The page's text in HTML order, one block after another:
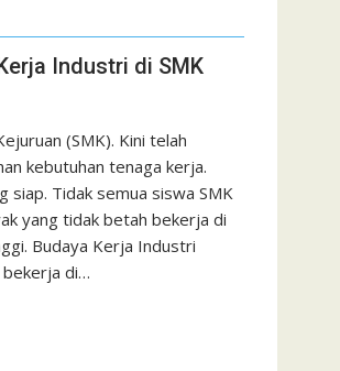
Industri di SMK
(SMK). Kini telah
kebutuhan tenaga kerja.
siap. Tidak semua siswa SMK
yang tidak betah bekerja di
Budaya Kerja Industri
bekerja di…